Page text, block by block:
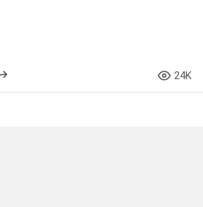
24K